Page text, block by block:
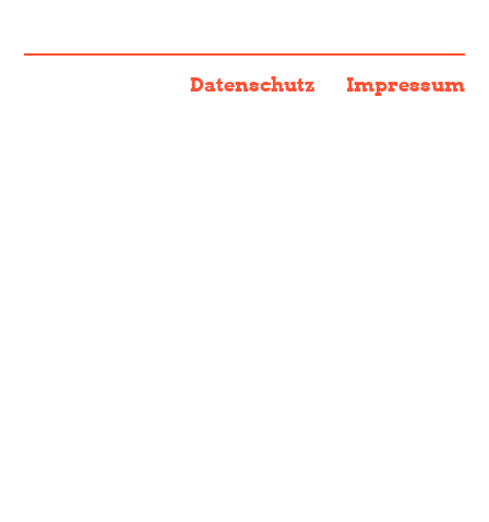
Datenschutz Impressum